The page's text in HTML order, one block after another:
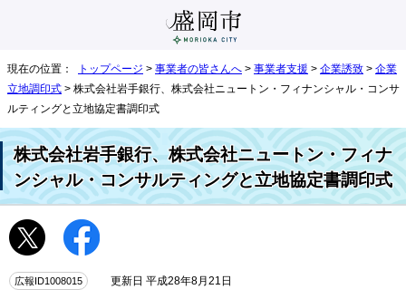
現在の位置： トップページ > 事業者の皆さんへ > 事業者支援 > 企業誘致 > 企業
立地調印式 > 株式会社岩手銀行、株式会社ニュートン・フィナンシャル・コンサ
ルティングと立地協定書調印式
株式会社岩手銀行、株式会社ニュートン・フィナ
ンシャル・コンサルティングと立地協定書調印式
広報ID1008015 更新日 平成28年8月21日